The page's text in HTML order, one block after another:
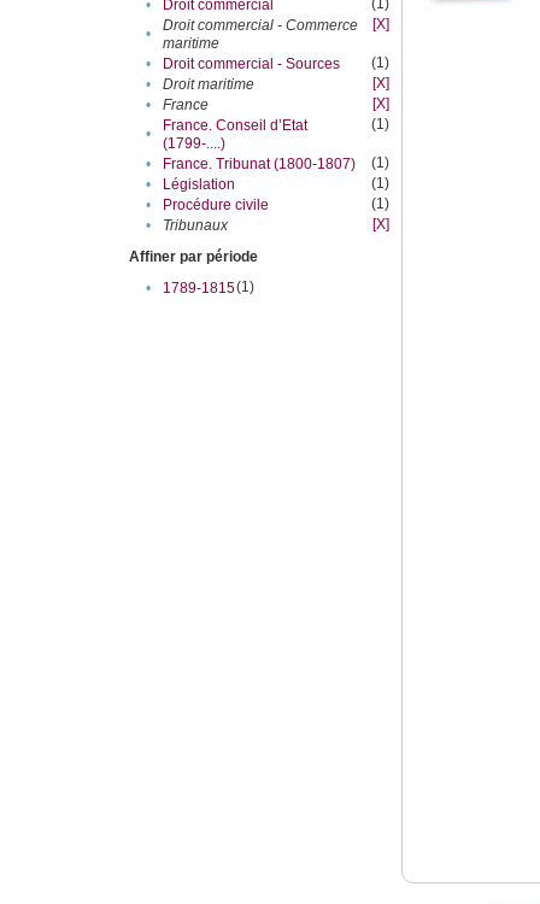
•
Droit commercial
(1)
•
Droit commercial - Commerce
maritime
[X]
• Droit commercial - Sources
(1)
•
Droit maritime
[X]
•
France
[X]
•
France. Conseil d’Etat
(1799-....)
(1)
• France. Tribunat (1800-1807)
(1)
•
Législation
(1)
•
Procédure civile
(1)
•
Tribunaux
[X]
Affiner par période
•
1789-1815(1)